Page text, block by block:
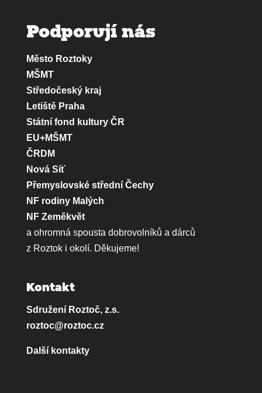
Podporují nás
Město Roztoky
MŠMT
Středočeský kraj
Letiště Praha
Státní fond kultury ČR
EU+MŠMT
ČRDM
Nová Síť
Přemyslovské střední Čechy
NF rodiny Malých
NF Zeměkvět
a ohromná spousta dobrovolníků a dárců
z Roztok i okolí. Děkujeme!
Kontakt
Sdružení Roztoč, z.s.
roztoc@roztoc.cz
Další kontakty